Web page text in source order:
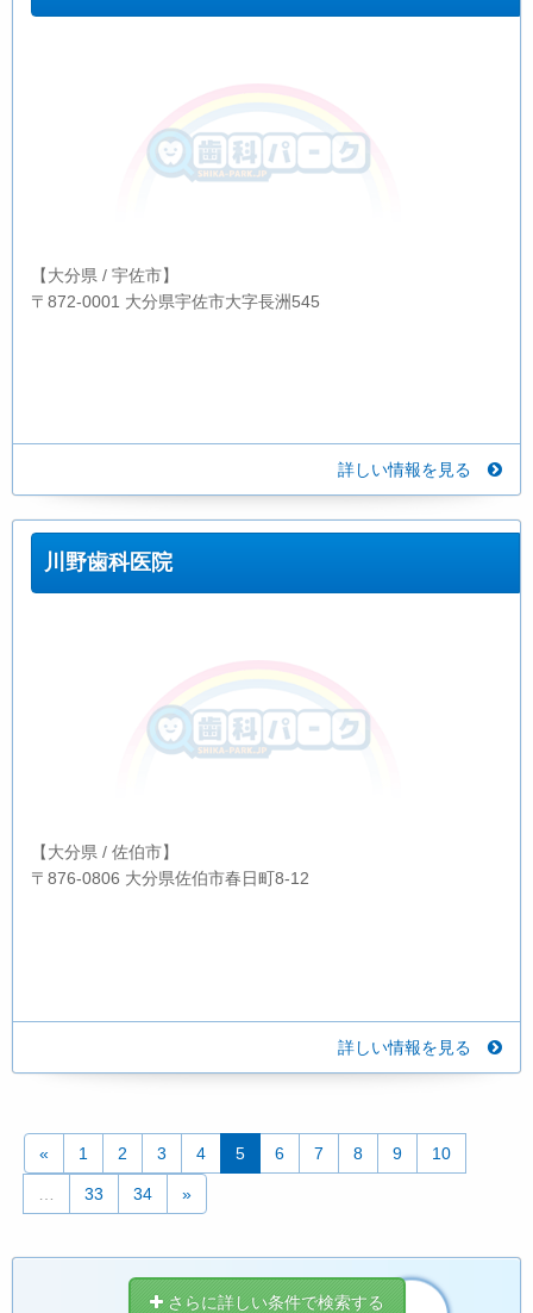
【大分県 / 宇佐市】
〒872-0001 大分県宇佐市大字長洲545
詳しい情報を見る
川野歯科医院
【大分県 / 佐伯市】
〒876-0806 大分県佐伯市春日町8-12
詳しい情報を見る
« 1 2 3 4 5 6 7 8 9 10
33 34 »
さらに詳しい条件で検索する